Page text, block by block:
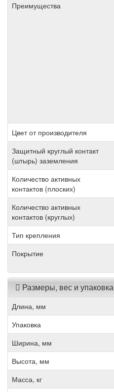
Преимущества
Цвет от производителя
Защитный круглый контакт
(штырь) заземления
Количество активных
контактов (плоских)
Количество активных
контактов (круглых)
Тип крепления
Покрытие
Размеры, вес и упаковка
Длина, мм
Упаковка
Ширина, мм
Высота, мм
Масса, кг